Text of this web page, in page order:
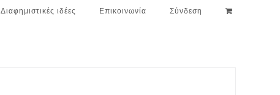
Διαφημιστικές ιδέες Επικοινωνία Σύνδεση